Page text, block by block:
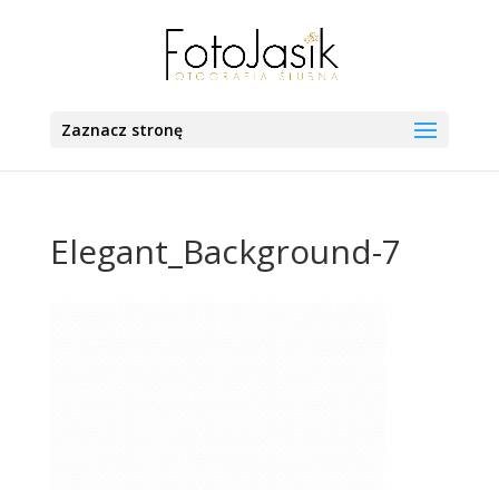
Zaznacz stronę
Elegant_Background-7